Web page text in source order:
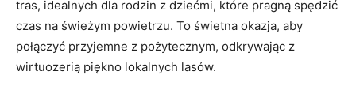
tras, idealnych dla rodzin z dziećmi, które pragną spędzić
czas na świeżym powietrzu. To świetna okazja, aby
połączyć przyjemne z pożytecznym, odkrywając z
wirtuozerią piękno lokalnych lasów.